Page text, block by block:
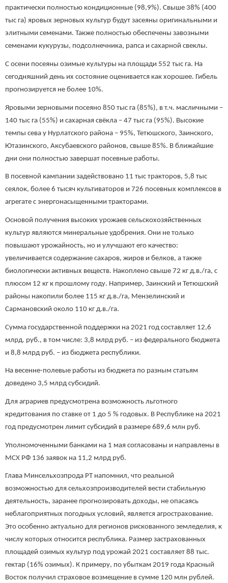
практически полностью кондиционные (98,9%). Свыше 38% (400
тыс га) яровых зерновых культур будут засеяны оригинальными и
элитными семенами. Также полностью обеспечены завозными
семенами кукурузы, подсолнечника, рапса и сахарной свеклы.
С осени посеяны озимые культуры на площади 552 тыс га. На
сегодняшний день их состояние оценивается как хорошее. Гибель
прогнозируется не более 10%.
Яровыми зерновыми посеяно 850 тыс га (85%), в т.ч. масличными –
140 тыс га (55%) и сахарная свёкла – 47 тыс га (95%). Высокие
темпы сева у Нурлатского района – 95%, Тетюшского, Заинского,
Ютазинского, Аксубаевского районов, свыше 85%. В ближайшие
дни они полностью завершат посевные работы.
В посевной кампании задействовано 11 тыс тракторов, 5,8 тыс
сеялок, более 6 тысяч культиваторов и 726 посевных комплексов в
агрегате с энергонасыщенными тракторами.
Основой получения высоких урожаев сельскохозяйственных
культур являются минеральные удобрения. Они не только
повышают урожайность, но и улучшают его качество:
увеличивается содержание сахаров, жиров и белков, а также
биологически активных веществ. Накоплено свыше 72 кг д.в./га, с
плюсом 12 кг к прошлому году. Например, Заинский и Тетюшский
районы накопили более 115 кг д.в./га, Мензелинский и
Сармановский около 110 кг д.в./га.
Сумма государственной поддержки на 2021 год составляет 12,6
млрд. руб., в том числе: 3,8 млрд руб. – из федерального бюджета
и 8,8 млрд руб. – из бюджета республики.
На весенне-полевые работы из бюджета по разным статьям
доведено 3,5 млрд субсидий.
Для аграриев предусмотрена возможность льготного
кредитования по ставке от 1 до 5 % годовых. В Республике на 2021
год предусмотрен лимит субсидий в размере 689,6 млн руб.
Уполномоченными банками на 1 мая согласованы и направлены в
МСХ РФ 136 заявок на 11,2 млрд руб.
Глава Минсельхозпрода РТ напомнил, что реальной
возможностью для сельхозпроизводителей вести стабильную
деятельность, заранее прогнозировать доходы, не опасаясь
неблагоприятных погодных условий, является агрострахование.
Это особенно актуально для регионов рискованного земледелия, к
числу которых относится республика. Размер застрахованных
площадей озимых культур под урожай 2021 составляет 88 тыс.
гектар (16% озимых). К примеру, по убыткам 2019 года Красный
Восток получил страховое возмещение в сумме 120 млн рублей.